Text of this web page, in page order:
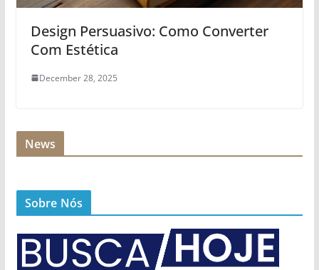
Design Persuasivo: Como Converter
Com Estética
December 28, 2025
News
Sobre Nós